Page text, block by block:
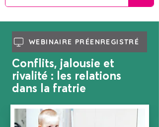
WEBINAIRE PRÉENREGISTRÉ
Conflits, jalousie et
rivalité : les relations
dans la fratrie